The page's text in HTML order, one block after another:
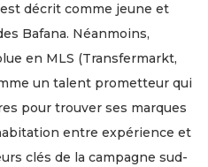
décrit comme jeune et
Bafana. Néanmoins,
en MLS (Transfermarkt,
un talent prometteur qui
pour trouver ses marques
entre expérience et
clés de la campagne sud-